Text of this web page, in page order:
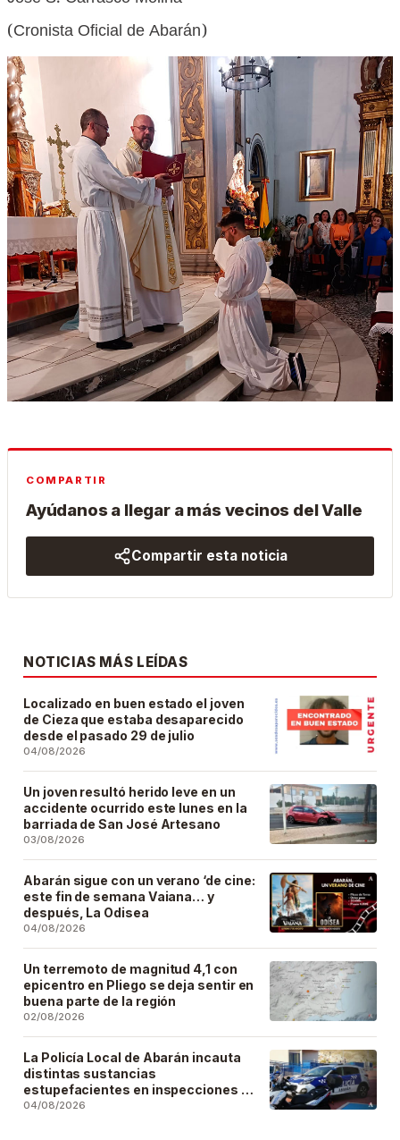
(Cronista Oficial de Abarán)
COMPARTIR
Ayúdanos a llegar a más vecinos del Valle
Compartir esta noticia
NOTICIAS MÁS LEÍDAS
Localizado en buen estado el joven
de Cieza que estaba desaparecido
desde el pasado 29 de julio
04/08/2026
Un joven resultó herido leve en un
accidente ocurrido este lunes en la
barriada de San José Artesano
03/08/2026
Abarán sigue con un verano ‘de cine:
este fin de semana Vaiana… y
después, La Odisea
04/08/2026
Un terremoto de magnitud 4,1 con
epicentro en Pliego se deja sentir en
buena parte de la región
02/08/2026
La Policía Local de Abarán incauta
distintas sustancias
estupefacientes en inspecciones a
locales públicos del municipio
04/08/2026